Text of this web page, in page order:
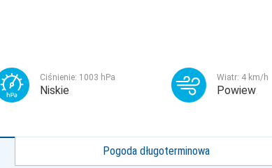
Ciśnienie: 1003 hPa
Niskie
Wiatr: 4 km/h
Powiew
Pogoda długoterminowa